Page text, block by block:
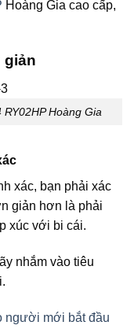
Hoàng Gia cao cấp,
giản
Hoàng Gia
xác, bạn phải xác
giản hơn là phải
xúc với bi cái.
nhắm vào tiêu
người mới bắt đầu